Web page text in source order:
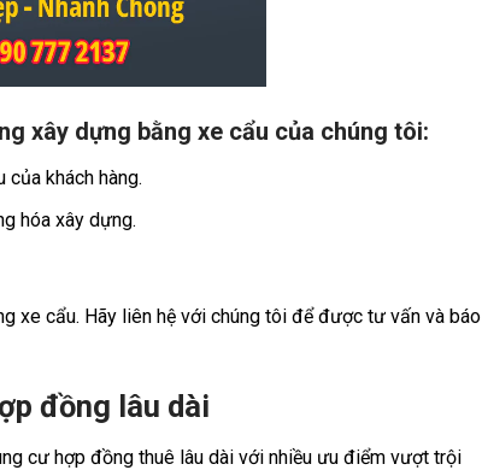
xây dựng bằng xe cẩu của chúng tôi:
khách hàng.
hóa xây dựng.
xe cẩu. Hãy liên hệ với chúng tôi để được tư vấn và báo
đồng lâu dài
cư hợp đồng thuê lâu dài với nhiều ưu điểm vượt trội